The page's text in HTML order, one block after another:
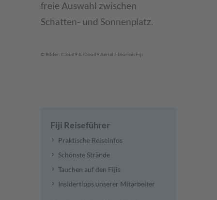
freie Auswahl zwischen
Schatten- und Sonnenplatz.
© Bilder: Cloud9 & Cloud9 Aerial / Tourism Fiji
Fiji Reiseführer
Praktische Reiseinfos
Schönste Strände
Tauchen auf den Fijis
Insidertipps unserer Mitarbeiter